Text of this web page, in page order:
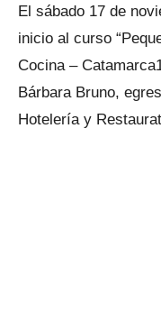
El sábado 17 de
inicio al curso
Cocina –
Bárbara Bruno,
Hotelería y